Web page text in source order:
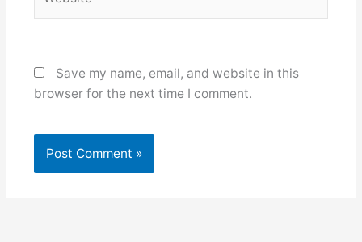
Save my name, email, and website in this
browser for the next time I comment.